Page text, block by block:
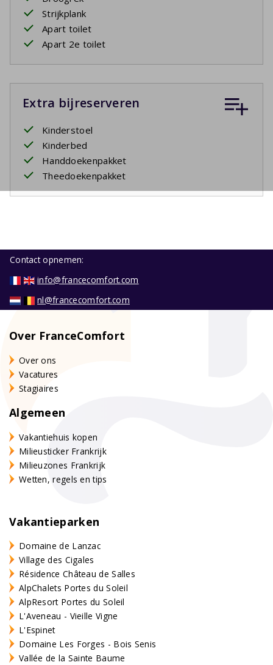
Strijkplank
Apart toilet
Apart 2e toilet
Extra bijreserveren
Kinderstoel
Kinderbed
Handdoekenpakket
Theedoekenpakket
Contact opnemen:
info@francecomfort.com
nl@francecomfort.com
Over FranceComfort
Over ons
Vacatures
Stagiaires
Algemeen
Vakantiehuis kopen
Milieusticker Frankrijk
Milieuzones Frankrijk
Wetten, regels en tips
Vakantieparken
Domaine de Lanzac
Village des Cigales
Résidence Château de Salles
AlpChalets Portes du Soleil
AlpResort Portes du Soleil
L'Aveneau - Vieille Vigne
L'Espinet
Domaine Les Forges - Bois Senis
Vallée de la Sainte Baume